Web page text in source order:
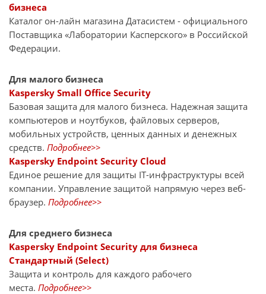
бизнеса
Каталог он-лайн магазина Датасиcтем - официального
Поставщика «Лаборатории Касперского» в Российской
Федерации.
Для малого бизнеса
Kaspersky Small Office Security
Базовая защита для малого бизнеса. Надежная защита
компьютеров и ноутбуков, файловых серверов,
мобильных устройств, ценных данных и денежных
средств. Подробнее>>
Kaspersky Endpoint Security Cloud
Единое решение для защиты IT-инфраструктуры всей
компании. Управление защитой напрямую через веб-
браузер. Подробнее>>
Для среднего бизнеса
Kaspersky Endpoint Security для бизнеса
Стандартный (Select)
Защита и контроль для каждого рабочего
места. Подробнее>>